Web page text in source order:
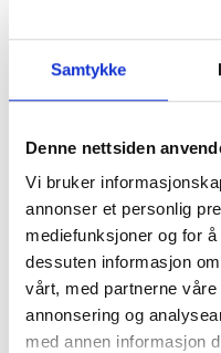
Samtykke
Denne nettsiden
Vi bruker
annonser et personlig
mediefunksjoner og for
dessuten informasjon
vårt, med partnerne
annonsering og
med annen informasjon